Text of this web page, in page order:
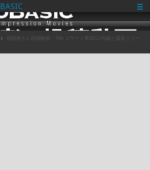
BASIC
視聴者さん投稿動画：TMJ コラート県3052号線と温泉リゾー